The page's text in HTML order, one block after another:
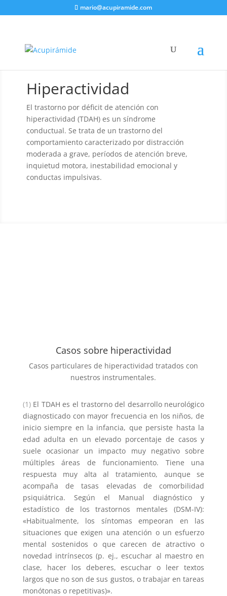
mario@acupiramide.com
Hiperactividad
El trastorno por déficit de atención con
hiperactividad (TDAH) es un síndrome
conductual. Se trata de un trastorno del
comportamiento caracterizado por distracción
moderada a grave, períodos de atención breve,
inquietud motora, inestabilidad emocional y
conductas impulsivas.
Casos sobre hiperactividad
Casos particulares de hiperactividad tratados con
nuestros instrumentales.
(1) El TDAH es el trastorno del desarrollo neurológico
diagnosticado con mayor frecuencia en los niños, de
inicio siempre en la infancia, que persiste hasta la
edad adulta en un elevado porcentaje de casos y
suele ocasionar un impacto muy negativo sobre
múltiples áreas de funcionamiento. Tiene una
respuesta muy alta al tratamiento, aunque se
acompaña de tasas elevadas de comorbilidad
psiquiátrica. Según el Manual diagnóstico y
estadístico de los trastornos mentales (DSM-IV):
«Habitualmente, los síntomas empeoran en las
situaciones que exigen una atención o un esfuerzo
mental sostenidos o que carecen de atractivo o
novedad intrínsecos (p. ej., escuchar al maestro en
clase, hacer los deberes, escuchar o leer textos
largos que no son de sus gustos, o trabajar en tareas
monótonas o repetitivas)».